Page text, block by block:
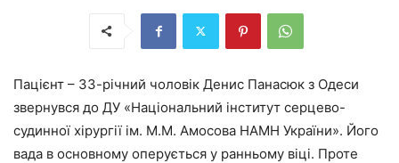
Пацієнт – 33-річний чоловік Денис Панасюк з Одеси
звернувся до ДУ «Національний інститут серцево-
судинної хірургії ім. М.М. Амосова НАМН України». Його
вада в основному оперується у ранньому віці. Проте